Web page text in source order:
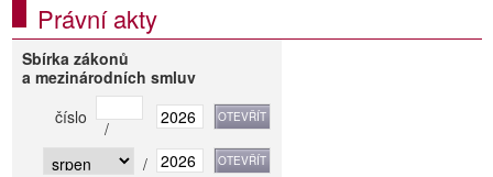
Právní akty
Sbírka zákonů
a mezinárodních smluv
číslo
/
/